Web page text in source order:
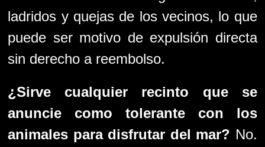
ladridos y quejas de los vecinos, lo que
puede ser motivo de expulsión directa
sin derecho a reembolso.
¿Sirve cualquier recinto que se
anuncie como tolerante con los
animales para disfrutar del mar? No.